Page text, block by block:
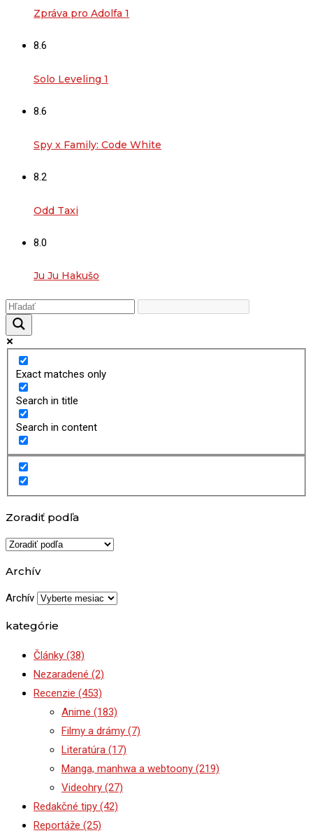
Zpráva pro Adolfa 1
8.6
Solo Leveling 1
8.6
Spy x Family: Code White
8.2
Odd Taxi
8.0
Ju Ju Hakušo
Exact matches only
Search in title
Search in content
Zoradiť podľa
Archív
Archív
kategórie
Články (38)
Nezaradené (2)
Recenzie (453)
Anime (183)
Filmy a drámy (7)
Literatúra (17)
Manga, manhwa a webtoony (219)
Videohry (27)
Redakčné tipy (42)
Reportáže (25)